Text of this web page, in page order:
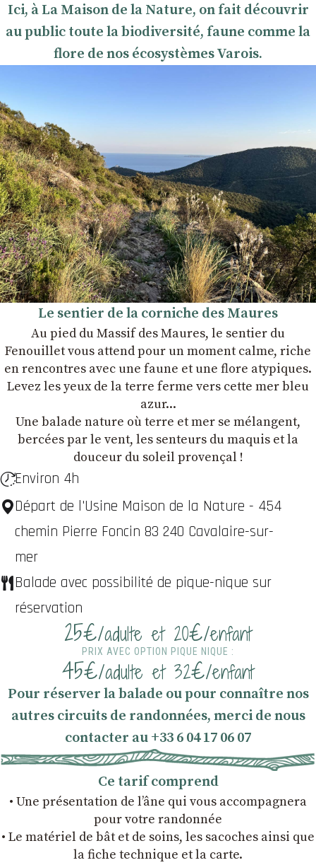
Ici, à La Maison de la Nature, on fait découvrir
au public toute la biodiversité, faune comme la
flore de nos écosystèmes Varois.
Le sentier de la corniche des Maures
Au pied du Massif des Maures, le sentier du
Fenouillet vous attend pour un moment calme, riche
en rencontres avec une faune et une flore atypiques.
Levez les yeux de la terre ferme vers cette mer bleu
azur...
Une balade nature où terre et mer se mélangent,
bercées par le vent, les senteurs du maquis et la
douceur du soleil provençal !
Environ 4h
Départ de l'Usine Maison de la Nature - 454
chemin Pierre Foncin 83 240 Cavalaire-sur-
mer
Balade avec possibilité de pique-nique sur
réservation
25€/adulte et 20€/enfant
PRIX AVEC OPTION PIQUE NIQUE :
45€/adulte et 32€/enfant
Pour réserver la balade ou pour connaître nos
autres circuits de randonnées, merci de nous
contacter au +33 6 04 17 06 07
Ce tarif comprend
• Une présentation de l’âne qui vous accompagnera
pour votre randonnée
• Le matériel de bât et de soins, les sacoches ainsi que
la fiche technique et la carte.